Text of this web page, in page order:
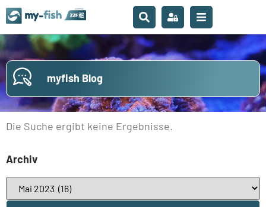
myfish Blog
Die Suche ergibt keine Ergebnisse.
Archiv